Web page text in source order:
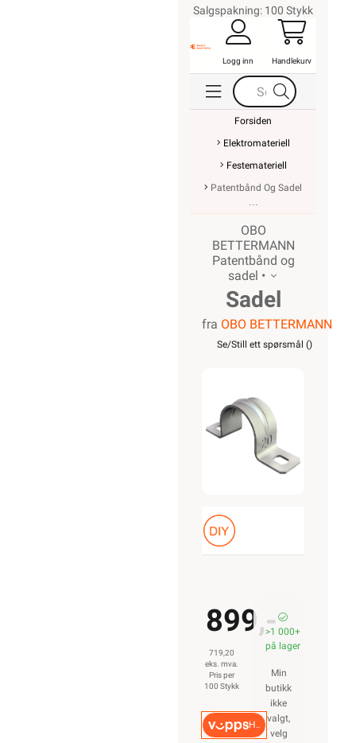
Salgspakning: 100 Stykk
Logg inn Handlekurv
Forsiden
Elektromateriell
Festemateriell
Patentbånd Og Sadel
OBO
BETTERMANN
Patentbånd og
sadel •
Sadel
32mm
fra OBO BETTERMANN
Se/Still ett spørsmål ()
899,-
719,20
eks. mva.
Pris per
100 Stykk
Hurtigkasse
>1 000+
på lager
Min
butikk
ikke
valgt,
velg